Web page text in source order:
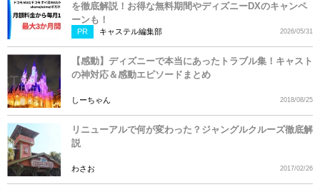
を徹底解説！お得な無料期間やディズニーDXのキャンペ
ーンも！
PR キャステル編集部 2026/05/31
【感動】ディズニーで本当にあったトラブル集！キャスト
の神対応＆感動エピソードまとめ
しーちゃん 2018/08/25
リニューアルで何が変わった？ジャングルクルーズ徹底解
説
わさお 2017/02/26